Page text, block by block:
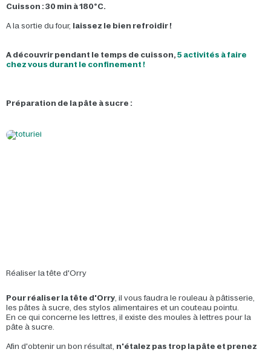
Cuisson : 30 min à 180°C.
A la sortie du four, laissez le bien refroidir !
A découvrir pendant le temps de cuisson,5 activités à faire
chez vous durant le confinement !
Préparation de la pâte à sucre :
Réaliser la tête d'Orry
Pour réaliser la tête d'Orry, il vous faudra le rouleau à pâtisserie,
les pâtes à sucre, des stylos alimentaires et un couteau pointu.
En ce qui concerne les lettres, il existe des moules à lettres pour la
pâte à sucre.
Afin d'obtenir un bon résultat, n'étalez pas trop la pâte et prenez